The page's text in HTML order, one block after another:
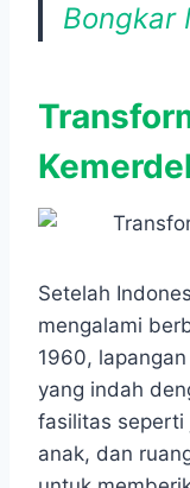
Bongkar
Setelah
mengalami
1960,
yang indah
fasilitas seperti
anak, dan